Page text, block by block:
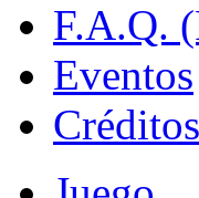
F.A.Q.
Eventos
Créditos